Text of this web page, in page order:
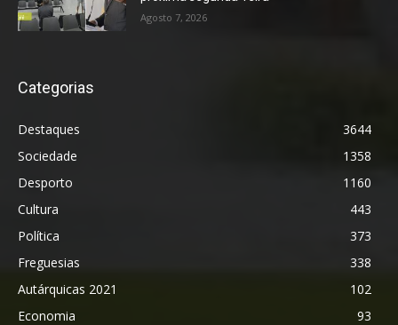
Agosto 7, 2026
Categorias
Destaques
3644
Sociedade
1358
Desporto
1160
Cultura
443
Política
373
Freguesias
338
Autárquicas 2021
102
Economia
93